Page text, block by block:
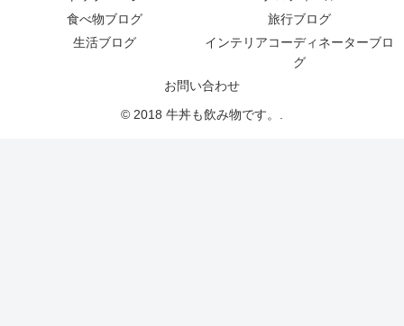
食べ物ブログ
旅行ブログ
生活ブログ
インテリアコーディネーターブロ
グ
お問い合わせ
© 2018 牛丼も飲み物です。.